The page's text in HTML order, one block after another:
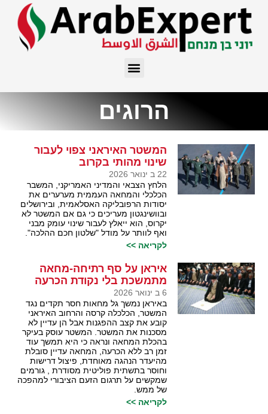
הרוגים
המשטר האיראני צפוי לעבור
שינוי מהותי בקרוב
22 ב ינואר 2026
הלחץ הצבאי והמדיני האמריקני, המשבר
הכלכלי והמחאה העממית מערערים את
יסודות הרפובליקה האסלאמית, ובירושלים
ובוושינגטון מעריכים כי גם אם המשטר לא
יקרוס, הוא ייאלץ לעבור שינוי עומק מבני
ואף לוותר על מודל "שלטון חכם ההלכה".
לקריאה >>
איראן על סף רתיחה-מחאה
מתמשכת בלי נקודת הכרעה
6 ב ינואר 2026
באיראן נמשך גל מחאות חסר תקדים נגד
המשטר, הכלכלה קרסה והרחוב האיראני
קובע את קצב ההפגנות אבל הן עדיין לא
מסכנות את המשטר. המשטר עוסק בעיקר
בהכלת המחאה ונראה כי היא תמשך עוד
זמן רב ללא הכרעה, המחאה עדיין סובלת
מהיעדר הנהגה מאוחדת, פיצול דרישות
וחוסר בתשתית פוליטית מסודרת , גורמים
שמקשים על תרגום הזעם הציבורי למהפכה
של ממש.
לקריאה >>